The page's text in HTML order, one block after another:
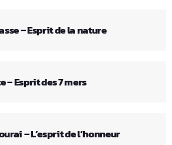
– Esprit de la nature
– Esprit des 7 mers
– L’esprit de l’honneur